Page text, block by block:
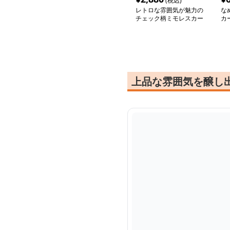
レトロな雰囲気が魅力の
チェック柄ミモレスカー
な
カ
上品な雰囲気を醸し